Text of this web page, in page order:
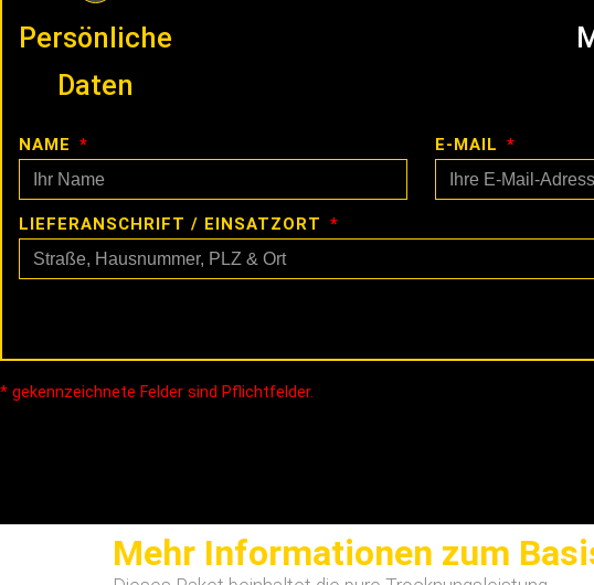
Persönliche
Daten
NAME E-MAIL
LIEFERANSCHRIFT / EINSATZORT
* gekennzeichnete Felder sind Pflichtfelder.
Mehr Informationen zum